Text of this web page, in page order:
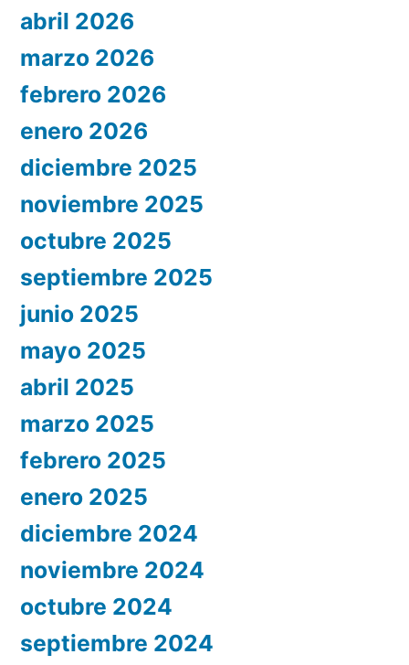
abril 2026
marzo 2026
febrero 2026
enero 2026
diciembre 2025
noviembre 2025
octubre 2025
septiembre 2025
junio 2025
mayo 2025
abril 2025
marzo 2025
febrero 2025
enero 2025
diciembre 2024
noviembre 2024
octubre 2024
septiembre 2024